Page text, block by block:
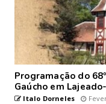
Programação do
Gaúcho em
Italo Dorneles